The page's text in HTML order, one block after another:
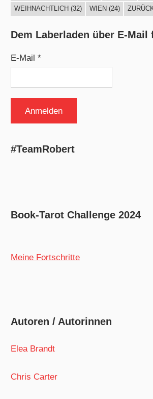
WEIHNACHTLICH (32) WIEN (24)
Dem Laberladen über E-Mail
E-Mail *
#TeamRobert
Book-Tarot Challenge 2024
Meine Fortschritte
Autoren / Autorinnen
Elea Brandt
Chris Carter